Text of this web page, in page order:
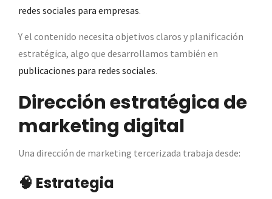
redes sociales para empresas.
Y el contenido necesita objetivos claros y planificación
estratégica, algo que desarrollamos también en
publicaciones para redes sociales.
Dirección estratégica de
marketing digital
Una dirección de marketing tercerizada trabaja desde:
🧠 Estrategia